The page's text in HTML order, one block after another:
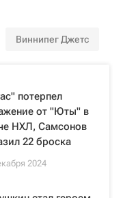
Виннипег Джетс
потерпел
от "Юты" в
НХЛ, Самсонов
22 броска
2024